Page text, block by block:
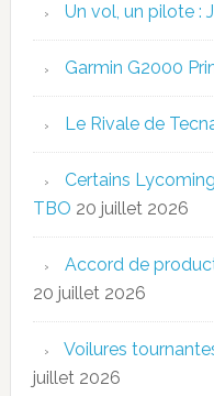
Un vol, un pilote :
Garmin G2000
Le Rivale de
Certains
TBO 20 juillet 2026
Accord de
20 juillet 2026
Voilures
juillet 2026